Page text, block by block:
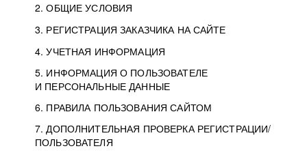
2. ОБЩИЕ УСЛОВИЯ
3. РЕГИСТРАЦИЯ ЗАКАЗЧИКА НА САЙТЕ
4. УЧЕТНАЯ ИНФОРМАЦИЯ
5. ИНФОРМАЦИЯ О ПОЛЬЗОВАТЕЛЕ
И ПЕРСОНАЛЬНЫЕ ДАННЫЕ
6. ПРАВИЛА ПОЛЬЗОВАНИЯ САЙТОМ
7. ДОПОЛНИТЕЛЬНАЯ ПРОВЕРКА РЕГИСТРАЦИИ/
ПОЛЬЗОВАТЕЛЯ